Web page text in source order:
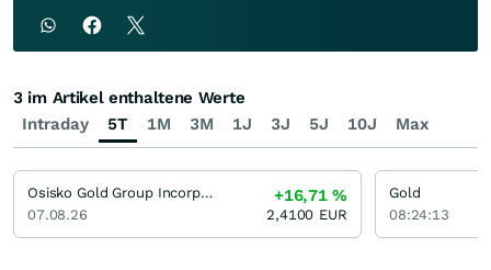
Intraday 5T 1M 3M 1J 3J 5J 10J Max
3 im Artikel enthaltene Werte
Osisko Gold Group Incorporation
07.08.26
+16,71%
2,4100 EUR
Gold
08:24:13